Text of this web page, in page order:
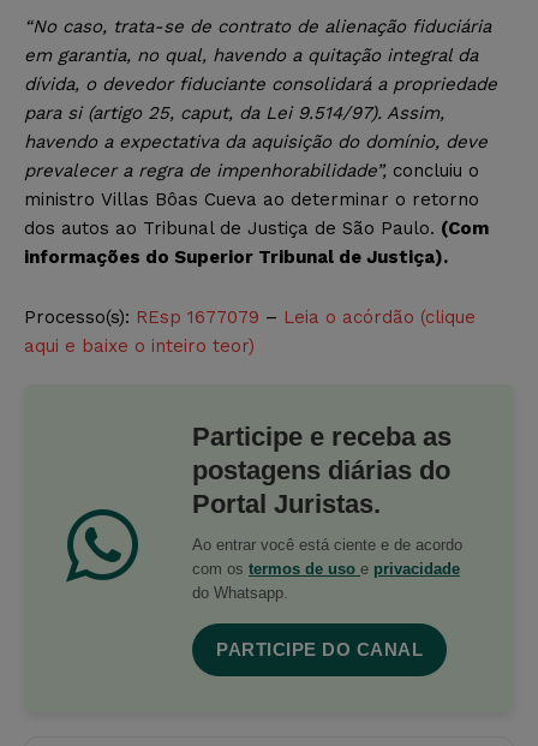
“No caso, trata-se de contrato de alienação fiduciária
em garantia, no qual, havendo a quitação integral da
dívida, o devedor fiduciante consolidará a propriedade
para si (artigo 25, caput, da Lei 9.514/97). Assim,
havendo a expectativa da aquisição do domínio, deve
prevalecer a regra de impenhorabilidade”, concluiu o
ministro Villas Bôas Cueva ao determinar o retorno
dos autos ao Tribunal de Justiça de São Paulo. (Com
informações do Superior Tribunal de Justiça).
Processo(s): REsp 1677079 – Leia o acórdão (clique
aqui e baixe o inteiro teor)
Participe e receba as
postagens diárias do
Portal Juristas.
Ao entrar você está ciente e de acordo
com os termos de uso e privacidade
do Whatsapp.
PARTICIPE DO CANAL